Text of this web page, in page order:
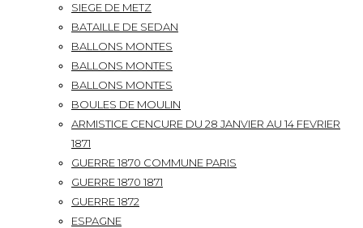
SIEGE DE METZ
BATAILLE DE SEDAN
BALLONS MONTES
BALLONS MONTES
BALLONS MONTES
BOULES DE MOULIN
ARMISTICE CENCURE DU 28 JANVIER AU 14 FEVRIER
1871
GUERRE 1870 COMMUNE PARIS
GUERRE 1870 1871
GUERRE 1872
ESPAGNE